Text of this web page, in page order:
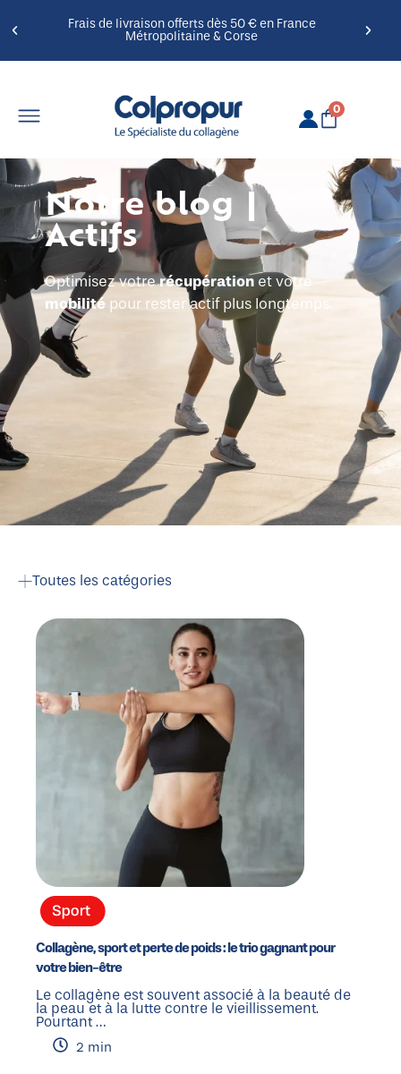
Frais de livraison offerts dès 50 € en France
Métropolitaine & Corse
0
Notre blog |
Actifs
Optimisez votrerécupération et votre
mobilité pour rester actif plus longtemps.
Toutes les catégories
Collagène, sport et perte de poids : le trio gagnant pour
votre bien-être
Le collagène est souvent associé à la beauté de
la peau et à la lutte contre le vieillissement.
Pourtant …
2 min